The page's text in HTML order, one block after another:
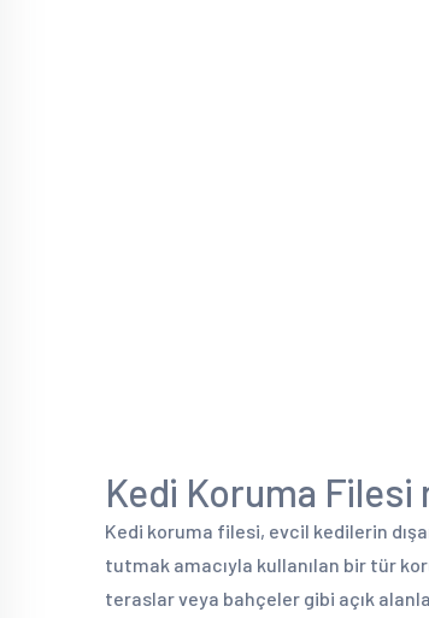
Kedi Koruma Filesi
Kedi koruma filesi, evcil kedilerin
tutmak amacıyla kullanılan bir tür
teraslar veya bahçeler gibi açık